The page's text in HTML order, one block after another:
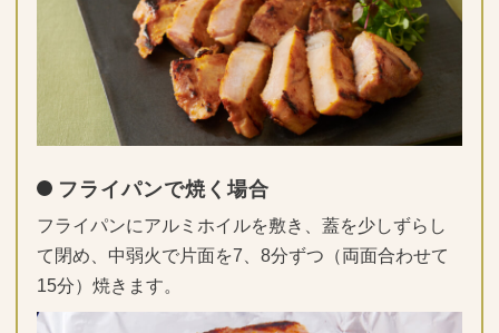
フライパンで焼く場合
フライパンにアルミホイルを敷き、蓋を少しずらし
て閉め、中弱火で片面を7、8分ずつ（両面合わせて
15分）焼きます。